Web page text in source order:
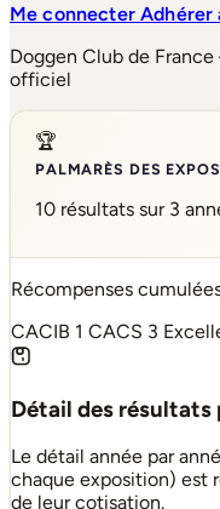
Me connecterAdhérer
Doggen Club de
officiel
🏆
PALMARÈS DES
10 résultats sur 3
Récompenses
CACIB 1 CACS 3
Détail des résultats
Le détail année par
chaque exposition) est
de leur cotisation.